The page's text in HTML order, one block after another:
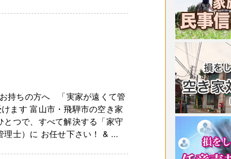
持ちの方へ 「実家が遠くて管
ます 富山市・飛騨市の空き家
つで、すべて解決する「家守
理士）に お任せ下さい！ & ...